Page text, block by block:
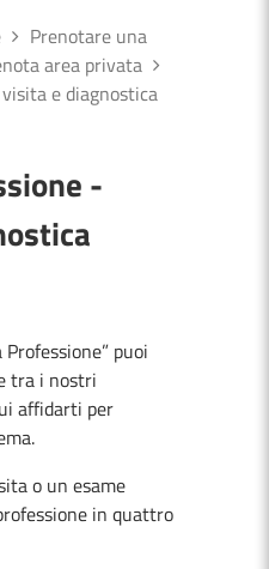
Prenotare una
area privata
e diagnostica
-
puoi
tra i nostri
affidarti per
o un esame
in quattro